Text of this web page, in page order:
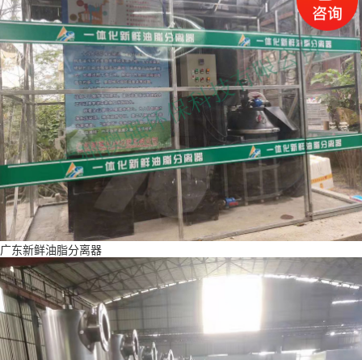
广东新鲜油脂分离器